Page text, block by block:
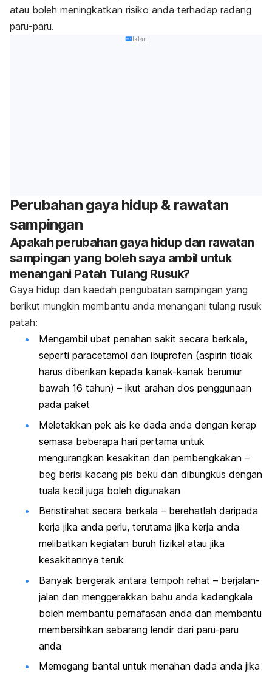
atau boleh meningkatkan risiko anda terhadap radang
paru-paru.
Iklan
Perubahan gaya hidup & rawatan
sampingan
Apakah perubahan gaya hidup dan rawatan
sampingan yang boleh saya ambil untuk
menangani Patah Tulang Rusuk?
Gaya hidup dan kaedah pengubatan sampingan yang
berikut mungkin membantu anda menangani tulang rusuk
patah:
Mengambil ubat penahan sakit secara berkala,
seperti paracetamol dan ibuprofen (aspirin tidak
harus diberikan kepada kanak-kanak berumur
bawah 16 tahun) – ikut arahan dos penggunaan
pada paket
Meletakkan pek ais ke dada anda dengan kerap
semasa beberapa hari pertama untuk
mengurangkan kesakitan dan pembengkakan –
beg berisi kacang pis beku dan dibungkus dengan
tuala kecil juga boleh digunakan
Beristirahat secara berkala – berehatlah daripada
kerja jika anda perlu, terutama jika kerja anda
melibatkan kegiatan buruh fizikal atau jika
kesakitannya teruk
Banyak bergerak antara tempoh rehat – berjalan-
jalan dan menggerakkan bahu anda kadangkala
boleh membantu pernafasan anda dan membantu
membersihkan sebarang lendir dari paru-paru
anda
Memegang bantal untuk menahan dada anda jika